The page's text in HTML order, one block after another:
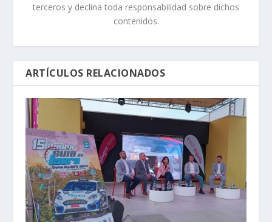
terceros y declina toda responsabilidad sobre dichos
contenidos.
ARTÍCULOS RELACIONADOS